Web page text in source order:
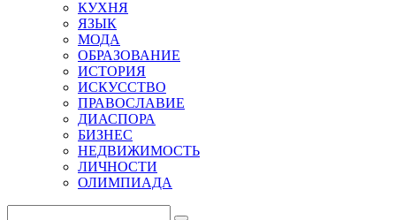
КУХНЯ
ЯЗЫК
МОДА
ОБРАЗОВАНИЕ
ИСТОРИЯ
ИСКУССТВО
ПРАВОСЛАВИЕ
ДИАСПОРА
БИЗНЕС
НЕДВИЖИМОСТЬ
ЛИЧНОСТИ
ОЛИМПИАДА